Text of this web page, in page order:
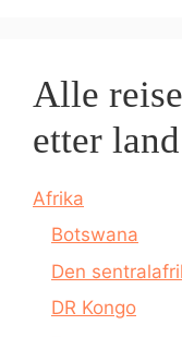
Alle
etter land
Afrika
Botswana
Den
DR Kongo